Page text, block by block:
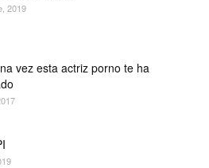
2019
vez esta actriz porno te ha